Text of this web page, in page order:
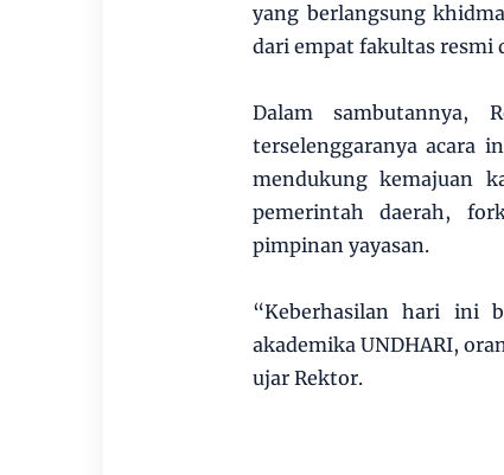
yang berlangsung
dari empat fakultas resmi
Dalam sambutannya,
terselenggaranya acara
mendukung kemajuan
pemerintah daerah,
pimpinan yayasan.
“Keberhasilan hari ini
akademika UNDHARI,
ujar Rektor.